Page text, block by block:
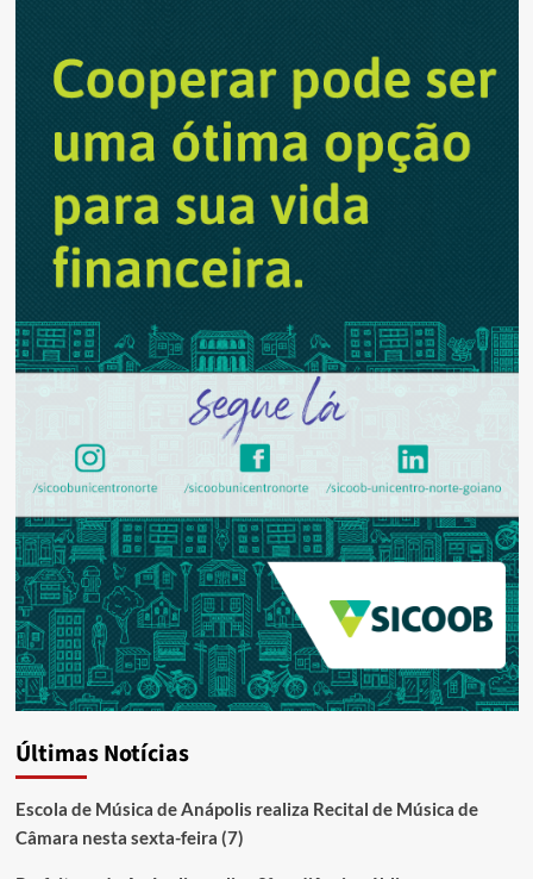
Últimas Notícias
Escola de Música de Anápolis realiza Recital de Música de
Câmara nesta sexta-feira (7)